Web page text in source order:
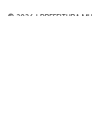
© 2026 | PREFEITURA